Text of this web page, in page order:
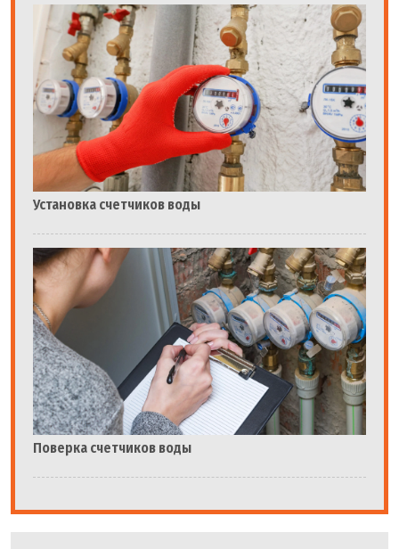
Установка счетчиков воды
Поверка счетчиков воды